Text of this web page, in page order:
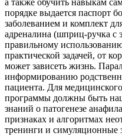
а также обучить навыкам
порядке выдается паспорт
заболеванием и комплект
адреналина (шприц-ручка
правильному
практической задачей, от
может зависеть жизнь.
информированию
пациента. Для
программы должны быть
знаний о патогенезе
признаках и алгоритмах
тренинги и симуляционные